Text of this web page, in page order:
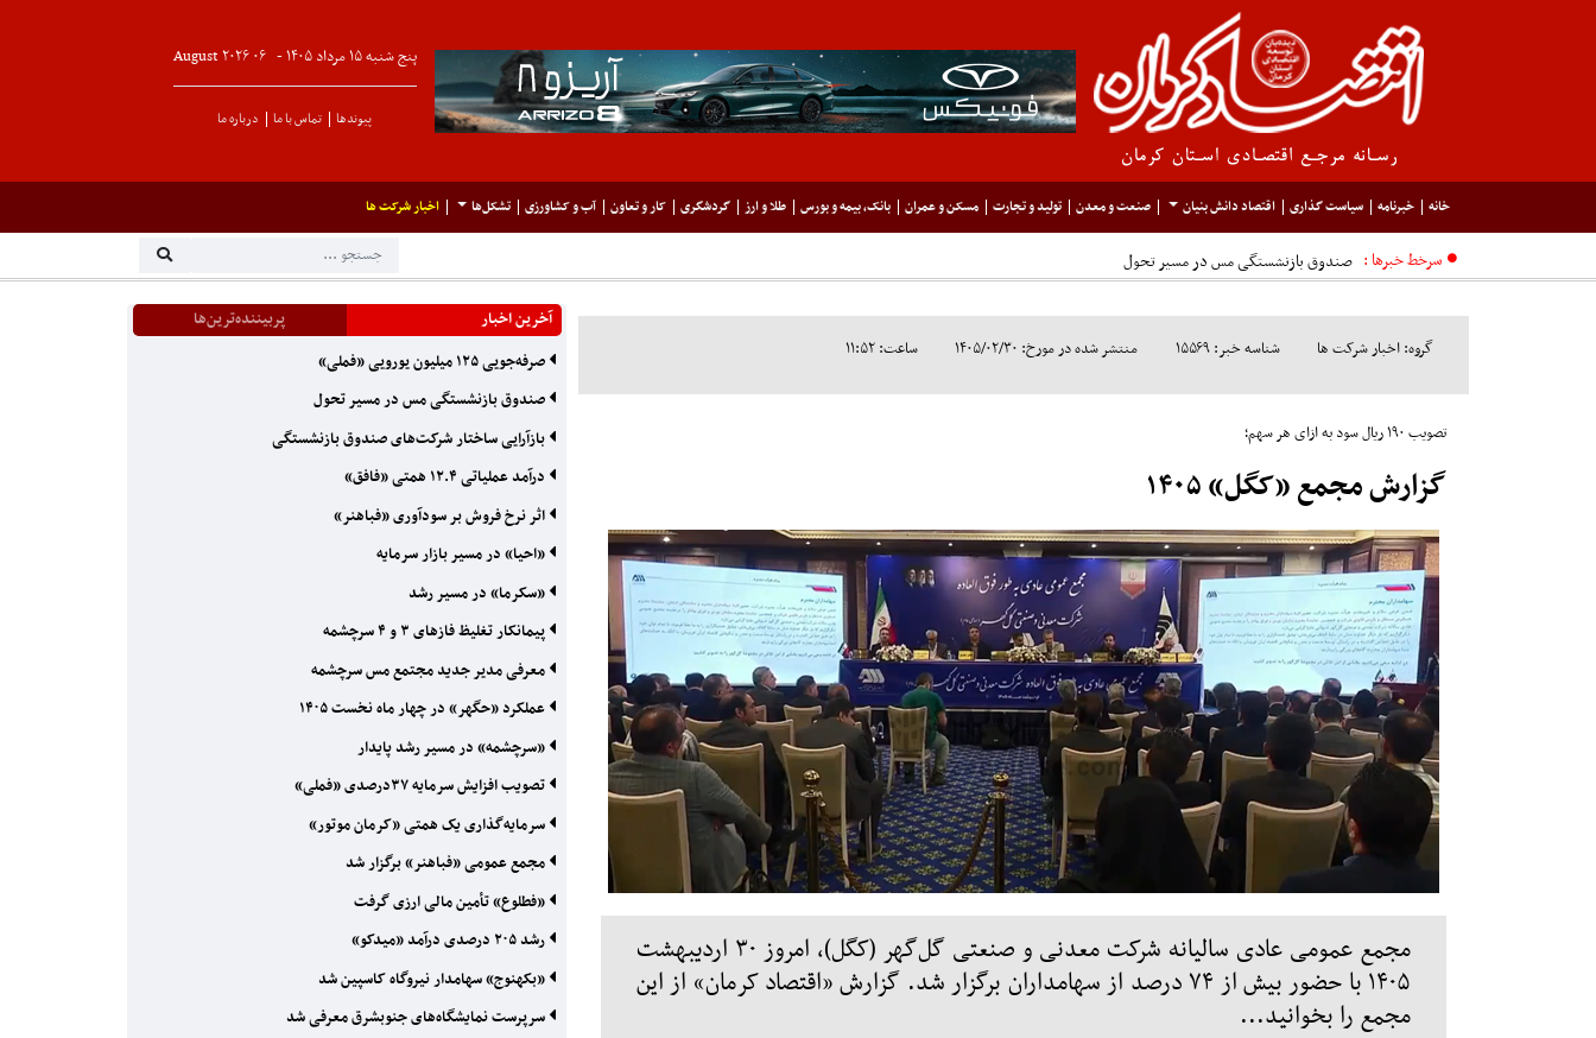
پنج شنبه ۱۵ مرداد ۱۴۰۵ - ۰۶August۲۰۲۶
پیوندها تماس با ما درباره ما
خانه خبرنامه سیاست گذاری اقتصاد دانش بنیان صنعت و معدن تولید و تجارت مسکن و عمران بانک، بیمه و بورس طلا و ارز گردشگری کار و تعاون آب و کشاورزی تشکل‌ها اخبار شرکت ها
سرخط خبرها :
گروه: اخبار شرکت ها شناسه خبر: ۱۵۵۶۹ منتشر شده در مورخ: ۱۴۰۵/۰۲/۳۰ ساعت: ۱۱:۵۲
تصویب ۱۹۰ ریال سود به ازای هر سهم؛
گزارش مجمع «کگل» ۱۴۰۵
مجمع عمومی عادی سالیانه شرکت معدنی و صنعتی گل‌گهر (کگل)، امروز ۳۰ اردیبهشت
۱۴۰۵ با حضور بیش از ۷۴ درصد از سهامداران برگزار شد. گزارش «اقتصاد کرمان» از این
مجمع را بخوانید...
آخرین اخبار
پربیننده‌ترین‌ها
صرفه‌جویی ۱۲۵ میلیون یورویی «فملی»
صندوق بازنشستگی مس در مسیر تحول
بازآرایی ساختار شرکت‌های صندوق بازنشستگی
درآمد عملیاتی ۱۲.۴ همتی «فافق»
اثر نرخ فروش بر سودآوری «فباهنر»
«احیا» در مسیر بازار سرمایه
«سکرما» در مسیر رشد
پیمانکار تغلیظ فازهای ۳ و ۴ سرچشمه
معرفی مدیر جدید مجتمع مس سرچشمه
عملکرد «حگهر» در چهار ماه نخست ۱۴۰۵
«سرچشمه» در مسیر رشد پایدار
تصویب افزایش سرمایه ۳۷درصدی «فملی»
سرمایه‌گذاری یک همتی «کرمان موتور»
مجمع عمومی «فباهنر» برگزار شد
«فطلوع» تأمین مالی ارزی گرفت
رشد ۲۰۵ درصدی درآمد «میدکو»
«بکهنوج» سهامدار نیروگاه کاسپین شد
سرپرست نمایشگاه‌های جنوبشرق معرفی شد